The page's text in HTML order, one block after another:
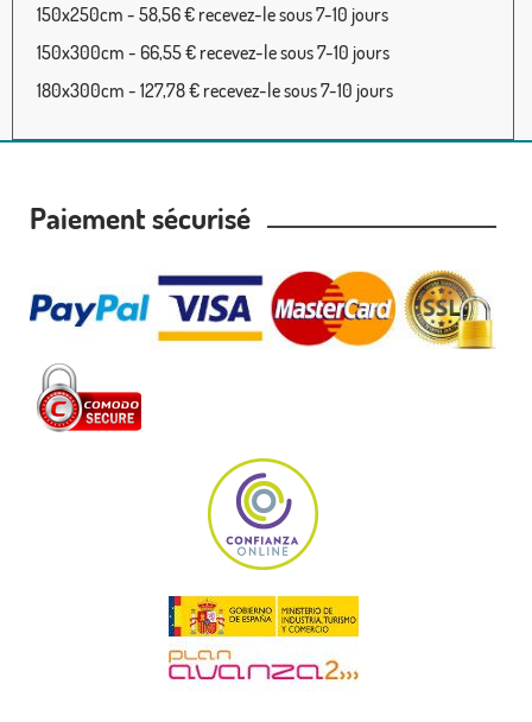
150x250cm - 58,56 € recevez-le sous 7-10 jours
150x300cm - 66,55 € recevez-le sous 7-10 jours
180x300cm - 127,78 € recevez-le sous 7-10 jours
Paiement sécurisé